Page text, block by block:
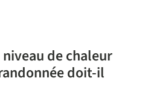
de chaleur
doit-il